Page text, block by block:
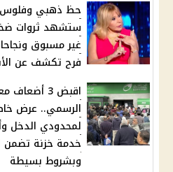
ستشهد ثروات
غير مسبوق
فرح تكشف عن
اقبض 3
الرسمي.. عرض
لمحدودي الدخل
خدمة خزنة تضمن
وبشروط بسيطة